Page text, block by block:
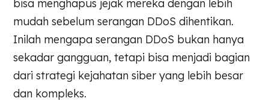
bisa menghapus jejak mereka dengan lebih
mudah sebelum serangan DDoS dihentikan.
Inilah mengapa serangan DDoS bukan hanya
sekadar gangguan, tetapi bisa menjadi bagian
dari strategi kejahatan siber yang lebih besar
dan kompleks.